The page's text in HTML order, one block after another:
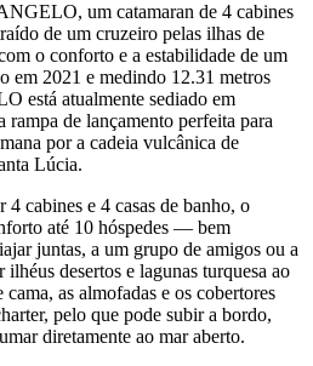
um catamaran de 4 cabines
de um cruzeiro pelas ilhas de
o conforto e a estabilidade de um
em 2021 e medindo 12.31 metros
está atualmente sediado em
de lançamento perfeita para
por a cadeia vulcânica de
Lúcia.
cabines e 4 casas de banho, o
até 10 hóspedes — bem
juntas, a um grupo de amigos ou a
desertos e lagunas turquesa ao
as almofadas e os cobertores
pelo que pode subir a bordo,
diretamente ao mar aberto.